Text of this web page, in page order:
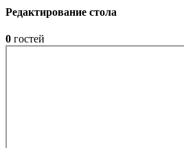
Редактирование стола
0 гостей